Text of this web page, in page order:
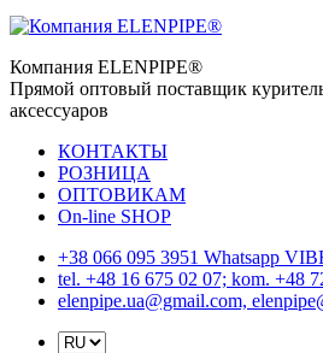
Компания ELENPIPE®
Прямой оптовый поставщик
аксессуаров
КОНТАКТЫ
РОЗНИЦА
ОПТОВИКАМ
On-line SHOP
+38 066 095 3951 Whatsapp
tel. +48 16 675 02 07; kom. +48
elenpipe.ua@gmail.com,